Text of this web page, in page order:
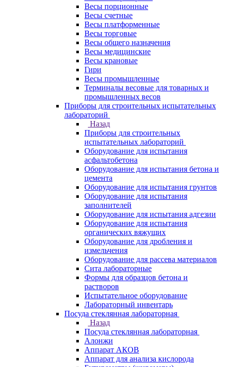
Весы порционные
Весы счетные
Весы платформенные
Весы торговые
Весы общего назначения
Весы медицинские
Весы крановые
Гири
Весы промышленные
Терминалы весовые для товарных и
промышленных весов
Приборы для строительных испытательных
лабораторий
Назад
Приборы для строительных
испытательных лабораторий
Оборудование для испытания
асфальтобетона
Оборудование для испытания бетона и
цемента
Оборудование для испытания грунтов
Оборудование для испытания
заполнителей
Оборудование для испытания адгезии
Оборудование для испытания
органических вяжущих
Оборудование для дробления и
измельчения
Оборудование для рассева материалов
Сита лабораторные
Формы для образцов бетона и
растворов
Испытательное оборудование
Лабораторный инвентарь
Посуда стеклянная лабораторная
Назад
Посуда стеклянная лабораторная
Алонжи
Аппарат АКОВ
Аппарат для анализа кислорода